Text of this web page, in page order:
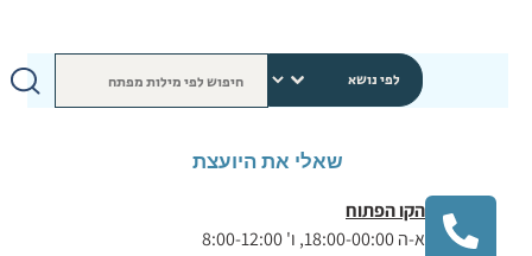
שאלי את היועצת
הקו הפתוח
א-ה 18:00-00:00, ו' 8:00-12:00